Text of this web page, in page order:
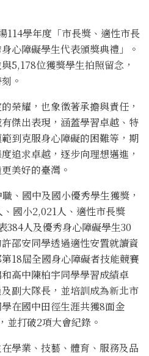
114學年度「市長獎、適性市長
心障礙學生代表頒獎典禮」。
5,178位獲獎學生拍照留念，
。
榮耀，也象徵著承擔與責任，
傑出表現，涵蓋學習卓越、特
到克服身心障礙的困難等，期
追求卓越，逐步向理想邁進，
美好的臺灣。
、國中及國小優秀學生獲獎，
國小2,021人、適性市長獎
384人及優秀身心障礙學生30
邵安同學透過適性安置就讀資
18屆全國身心障礙者技能競賽
高中陳柏宇同學學習成績卓
副大隊長，並培訓成為新北市
在國中田徑生涯共獲8面金
並打破2項大會紀錄。
學業、技藝、體育、服務及品